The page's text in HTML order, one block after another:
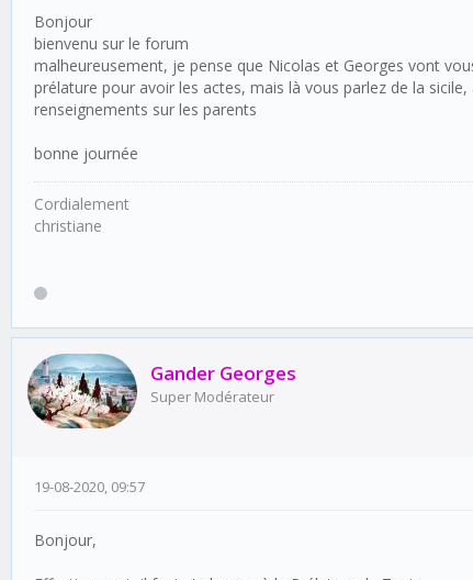
Bonjour
bienvenu sur le forum
malheureusement, je pense que Nicolas et Georges vont
prélature pour avoir les actes, mais là vous parlez de la
renseignements sur les parents
bonne journée
Cordialement
christiane
Gander Georges
Super Modérateur
19-08-2020, 09:57
Bonjour,